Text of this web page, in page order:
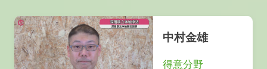
中村金雄
得意分野